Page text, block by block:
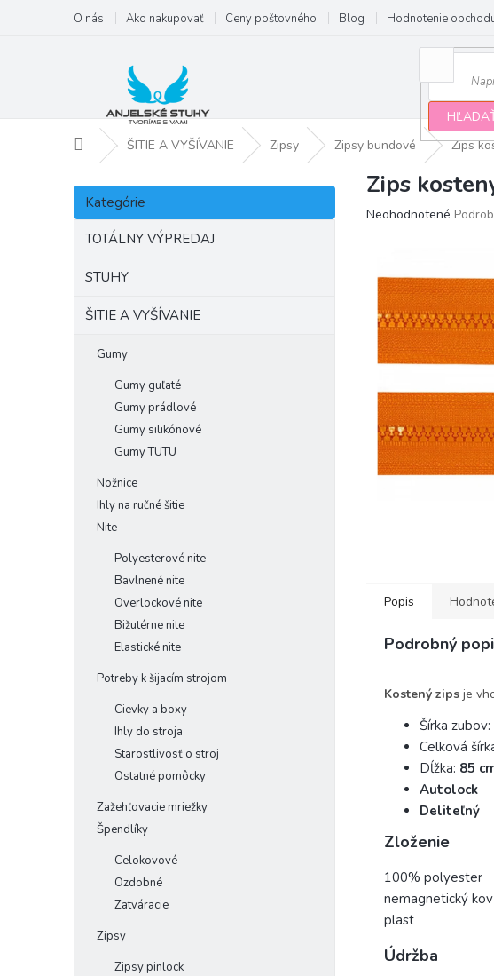
obsah
O nás Ako nakupovať Ceny poštovného Blog Hodnotenie
DomovŠITIE A VYŠÍVANIE Zipsy Zipsy bundové Zips
B
č
Preskočiť
kategórie
Kategórie
TOTÁLNY VÝPREDAJ
STUHY
ŠITIE A VYŠÍVANIE
Gumy
Gumy guľaté
Gumy prádlové
Gumy silikónové
Gumy TUTU
Nožnice
Ihly na ručné šitie
Nite
Polyesterové nite
Bavlnené nite
Overlockové nite
Bižutérne nite
Elastické nite
Potreby k šijacím strojom
Cievky a boxy
Ihly do stroja
Starostlivosť o stroj
Ostatné pomôcky
Zažehľovacie mriežky
Špendlíky
Celokovové
Ozdobné
Zatváracie
Zipsy
Zipsy pinlock
Zips
Priemerné
0,0
hviezdičiek.
Neohodnotené
Popis
Podrobný
Kostený zips je
Šírka zubov:
Celková
Dĺžka: 85
Autolock
Deliteľný
Zloženie
100% polyester
nemagnetický
plast
Údržba